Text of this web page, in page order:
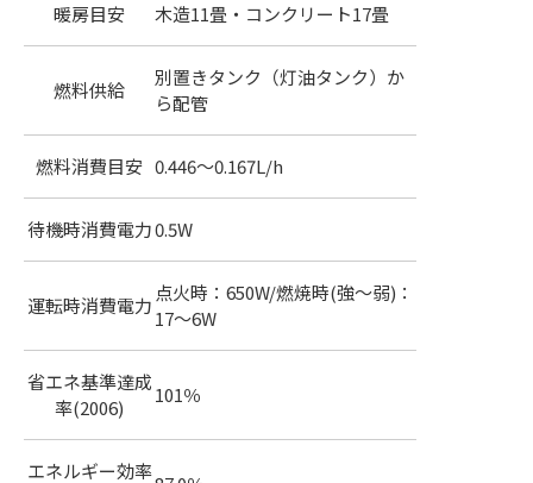
暖房目安 木造11畳・コンクリート17畳
燃料供給
別置きタンク（灯油タンク）か
ら配管
燃料消費目安 0.446～0.167L/h
待機時消費電力0.5W
運転時消費電力
点火時：650W/燃焼時(強～弱)：
17～6W
省エネ基準達成
率(2006)
101％
エネルギー効率